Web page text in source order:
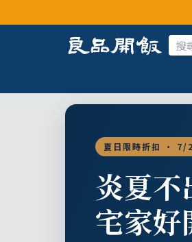
【安心公告
夏日限時折扣 · 7/
炎夏不
宅家好